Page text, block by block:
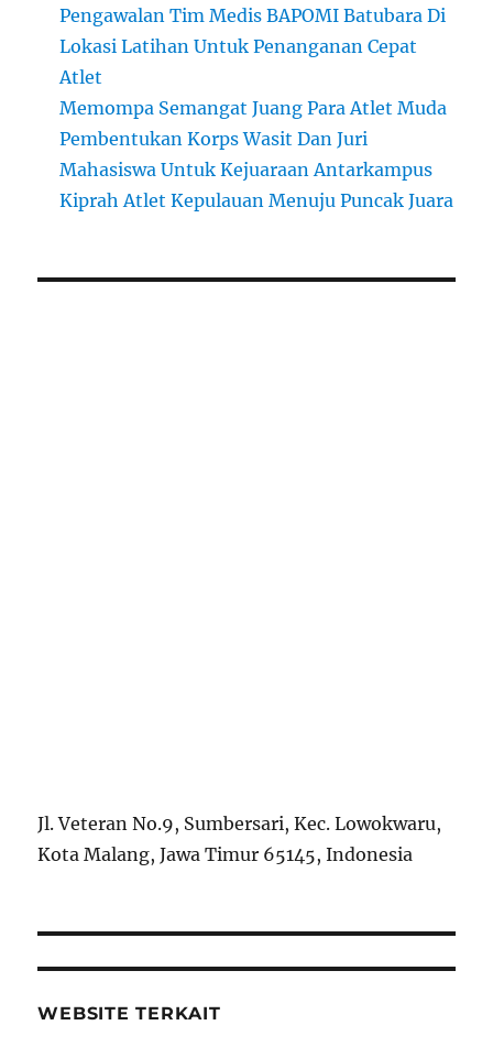
Pengawalan Tim Medis BAPOMI Batubara Di
Lokasi Latihan Untuk Penanganan Cepat
Atlet
Memompa Semangat Juang Para Atlet Muda
Pembentukan Korps Wasit Dan Juri
Mahasiswa Untuk Kejuaraan Antarkampus
Kiprah Atlet Kepulauan Menuju Puncak Juara
Jl. Veteran No.9, Sumbersari, Kec. Lowokwaru,
Kota Malang, Jawa Timur 65145, Indonesia
WEBSITE TERKAIT